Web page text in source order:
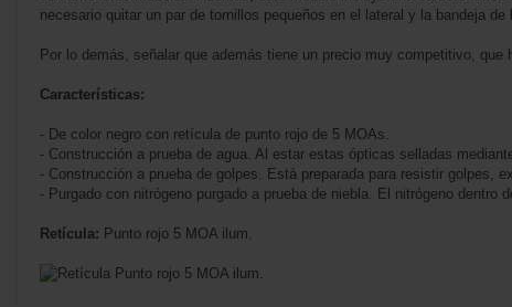
necesario quitar un par de tornillos pequeños en el lateral y la bandeja
Por lo demás, señalar que además tiene un precio muy competitivo,
Características:
- De color negro con retícula de punto rojo de 5 MOAs.
- Construcción a prueba de agua. Al estar estas ópticas selladas
- Construcción a prueba de golpes. Está preparada para resistir golpes,
- Purgado con nitrógeno purgado a prueba de niebla. El nitrógeno
Retícula: Punto rojo 5 MOA ilum.